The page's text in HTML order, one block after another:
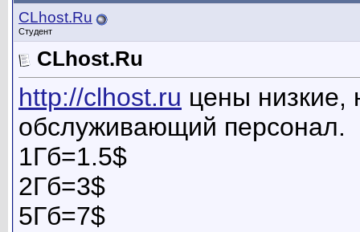
CLhost.Ru
Студент
CLhost.Ru
http://clhost.ru цены низкие,
обслуживающий персонал.
1Гб=1.5$
2Гб=3$
5Гб=7$